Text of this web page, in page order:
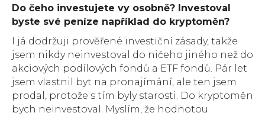
Do čeho investujete vy osobně? Investoval
byste své peníze například do kryptoměn?
I já dodržuji prověřené investiční zásady, takže
jsem nikdy neinvestoval do ničeho jiného než do
akciových podílových fondů a ETF fondů. Pár let
jsem vlastnil byt na pronajímání, ale ten jsem
prodal, protože s tím byly starosti. Do kryptoměn
bych neinvestoval. Myslím, že hodnotou